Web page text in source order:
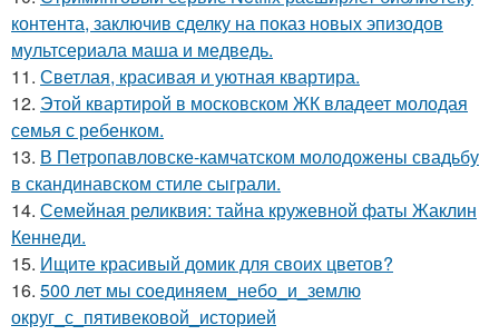
контента, заключив сделку на показ новых эпизодов
мультсериала маша и медведь.
11. Светлая, красивая и уютная квартира.
12. Этой квартирой в московском ЖК владеет молодая
семья с ребенком.
13. В Петропавловске-камчатском молодожены свадьбу
в скандинавском стиле сыграли.
14. Семейная реликвия: тайна кружевной фаты Жаклин
Кеннеди.
15. Ищите красивый домик для своих цветов?
16. 500 лет мы соединяем_небо_и_землю
округ_с_пятивековой_историей